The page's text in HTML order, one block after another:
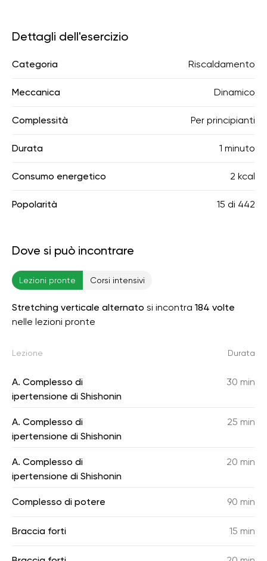
Dettagli dell'esercizio
Categoria Riscaldamento
Meccanica Dinamico
Complessità Per principianti
Durata 1 minuto
Consumo energetico 2 kcal
Popolarità 15 di 442
Dove si può incontrare
Lezioni pronte Corsi intensivi
Stretching verticale alternato si incontra 184 volte
nelle lezioni pronte
Lezione Durata
A. Complesso di
ipertensione di Shishonin
30 min
A. Complesso di
ipertensione di Shishonin
25 min
A. Complesso di
ipertensione di Shishonin
20 min
Complesso di potere 90 min
Braccia forti 15 min